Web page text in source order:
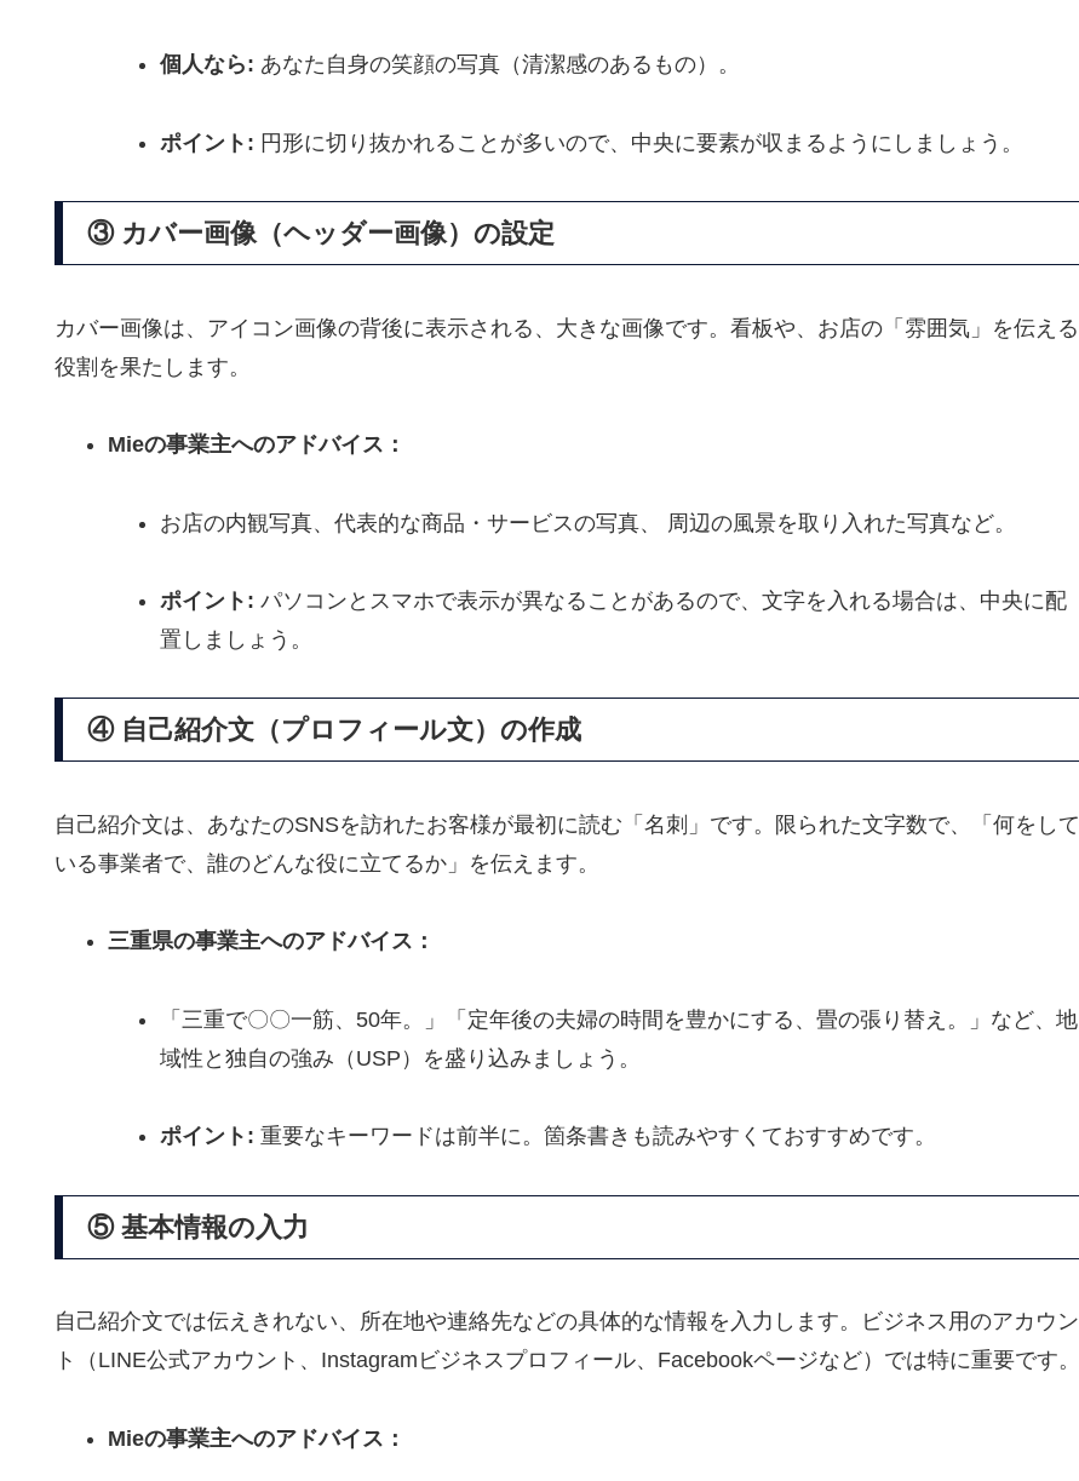
個人なら: あなた自身の笑顔の写真（清潔感のあるもの）。
ポイント: 円形に切り抜かれることが多いので、 中央に要素が収まるようにしましょう。
③ カバー画像（ヘッダー画像）の設定
カバー画像は、 アイコン画像の背後に表示される、 大きな画像です。 看板や、 お店の「雰囲気」を伝える
役割を果たします。
Mieの事業主へのアドバイス：
お店の内観写真、代表的な商品・サービスの写真、 周辺の風景を取り入れた写真など。
ポイント: パソコンとスマホで表示が異なることがあるので、文字を入れる場合は、 中央に配
置しましょう。
④ 自己紹介文（プロフィール文）の作成
自己紹介文は、 あなたのSNSを訪れたお客様が最初に読む「名刺」です。 限られた文字数で、
「何をして
いる事業者で、 誰のどんな役に立てるか」を伝えます。
三重県の事業主へのアドバイス：
「三重で〇〇一筋、 50年。 」「定年後の夫婦の時間を豊かにする、畳の張り替え。 」など、地
域性と独自の強み（USP）を盛り込みましょう。
ポイント: 重要なキーワードは前半に。箇条書きも読みやすくておすすめです。
⑤ 基本情報の入力
自己紹介文では伝えきれない、 所在地や連絡先などの具体的な情報を入力します。
ビジネス用のアカウン
ト（LINE公式アカウント、 Instagramビジネスプロフィール、 Facebookページなど）では特に重要です。
Mieの事業主へのアドバイス：